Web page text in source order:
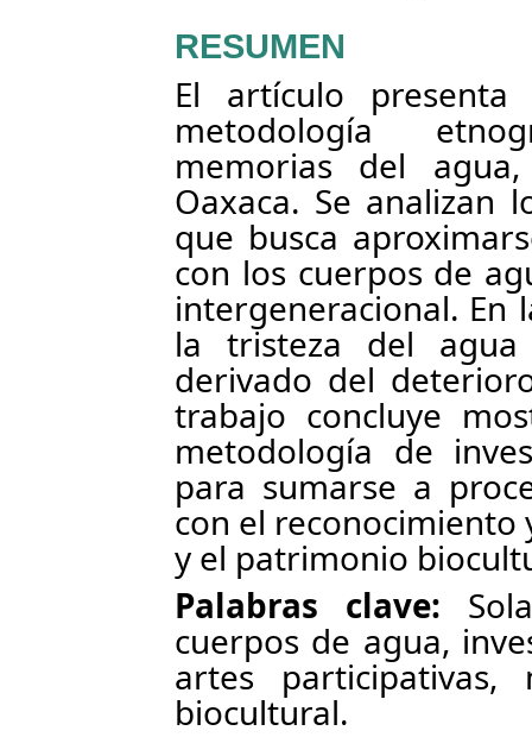
RESUMEN
El artículo
metodología
memorias del
Oaxaca. Se analizan
que busca
con los cuerpos de
intergeneracional. En
la tristeza del
derivado del
trabajo concluye
metodología de
para sumarse a
con el reconocimiento
y el patrimonio
Palabras clave:
cuerpos de agua,
artes participativas,
biocultural.